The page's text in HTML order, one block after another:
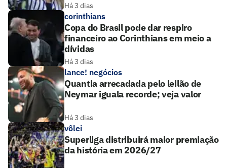
Há 3 dias
corinthians
Copa do Brasil pode dar respiro
financeiro ao Corinthians em meio a
dívidas
Há 3 dias
lance! negócios
Quantia arrecadada pelo leilão de
Neymar iguala recorde; veja valor
Há 3 dias
vôlei
Superliga distribuirá maior premiação
da história em 2026/27